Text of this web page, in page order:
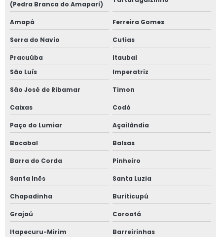
(Pedra Branca do Amaparí)
Amapá Ferreira Gomes
Serra do Navio Cutias
Pracuúba
Itaubal
São Luís
Imperatriz
São José de Ribamar Timon
Caixas Codó
Paço do Lumiar Açailândia
Bacabal Balsas
Barra do Corda Pinheiro
Santa Inês Santa Luzia
Chapadinha Buriticupú
Grajaú Coroatá
Itapecuru-Mirim
Barreirinhas